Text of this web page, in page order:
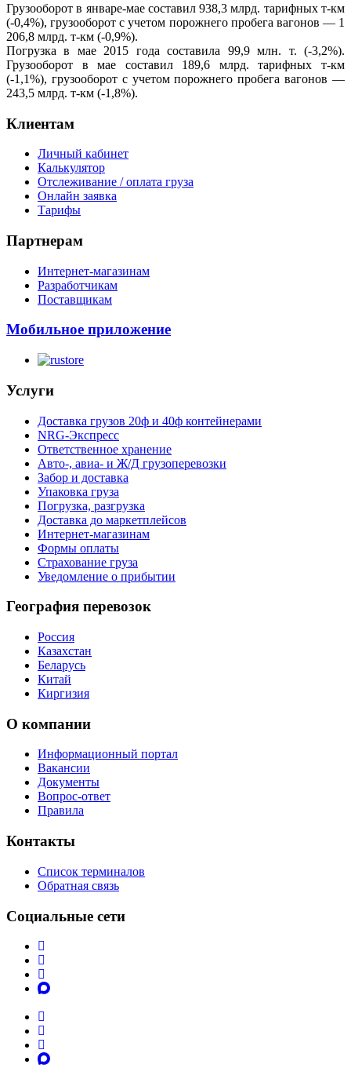
Грузооборот в январе-мае составил 938,3 млрд. тарифных т-км
(-0,4%), грузооборот с учетом порожнего пробега вагонов — 1
206,8 млрд. т-км (‑0,9%).
Погрузка в мае 2015 года составила 99,9 млн. т. (-3,2%).
Грузооборот в мае составил 189,6 млрд. тарифных т-км
(-1,1%), грузооборот с учетом порожнего пробега вагонов —
243,5 млрд. т-км (-1,8%).
Клиентам
Личный кабинет
Калькулятор
Отслеживание / оплата груза
Онлайн заявка
Тарифы
Партнерам
Интернет-магазинам
Разработчикам
Поставщикам
Мобильное приложение
Услуги
Доставка грузов 20ф и 40ф контейнерами
NRG-Экспресс
Ответственное хранение
Авто-, авиа- и Ж/Д грузоперевозки
Забор и доставка
Упаковка груза
Погрузка, разгрузка
Доставка до маркетплейсов
Интернет-магазинам
Формы оплаты
Страхование груза
Уведомление о прибытии
География перевозок
Россия
Казахстан
Беларусь
Китай
Киргизия
О компании
Информационный портал
Вакансии
Документы
Вопрос-ответ
Правила
Контакты
Список терминалов
Обратная связь
Социальные сети